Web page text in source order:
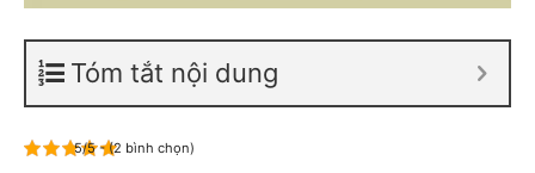
Tóm tắt nội dung
5/5 - (2 bình chọn)